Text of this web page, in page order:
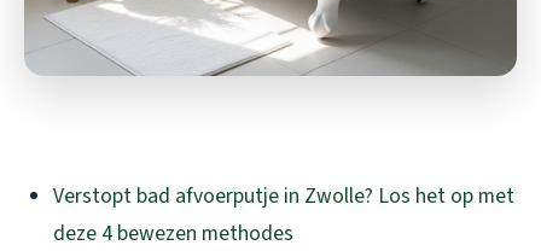
Verstopt bad afvoerputje in Zwolle? Los het op met
deze 4 bewezen methodes